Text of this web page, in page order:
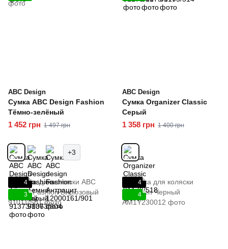
ABC Design
Сумка ABC Design Fashion
Тёмно-зелёный
1 452 грн 1 497 грн
+3
ABC Design
Сумка Organizer Classic
Серый
1 358 грн 1 400 грн
4
3
4
4